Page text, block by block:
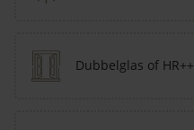
Dubbelglas of HR++